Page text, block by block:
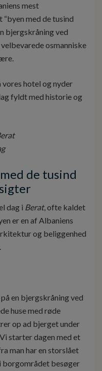
mest
med de tusind
bjergskråning ved
osmanniske
hotel og nyder
fyldt med historie og
de tusind
dag i Berat, ofte kaldet
er en af Albaniens
og beliggenhed
en bjergskråning ved
huse med røde
op ad bjerget under
starter dagen med et
man har en storslået
borgområdet besøger